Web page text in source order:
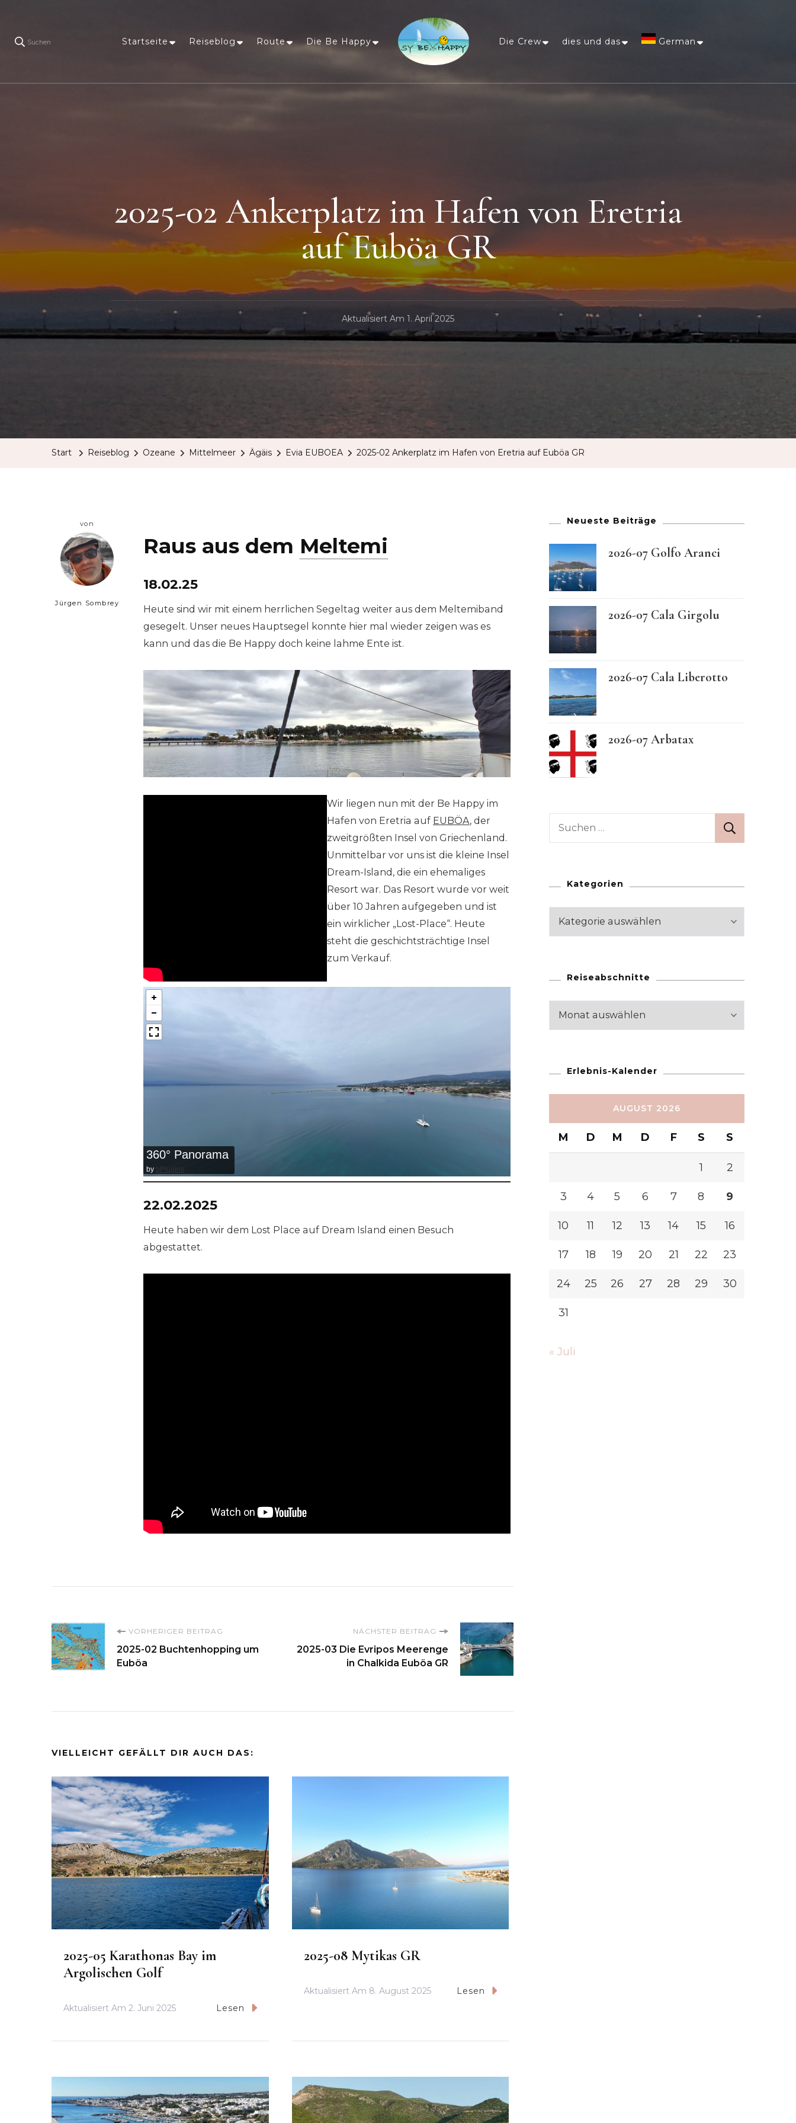
Suchen Startseite Reiseblog Route Die Be Happy
Sailing Be Happy
Die Crew dies und das German
Dutch
English
German
Greek
Spanish
Swedish
2025-02 Ankerplatz im Hafen von Eretria
auf Euböa GR
Aktualisiert Am 1. April 2025
Start Reiseblog Ozeane Mittelmeer Ägäis Evia EUBOEA 2025-02 Ankerplatz im Hafen von Eretria auf Euböa GR
von
Jürgen Sombrey
Raus aus dem Meltemi
18.02.25
Heute sind wir mit einem herrlichen Segeltag weiter aus dem Meltemiband
gesegelt. Unser neues Hauptsegel konnte hier mal wieder zeigen was es
kann und das die Be Happy doch keine lahme Ente ist.
Wir liegen nun mit der Be Happy im
Hafen von Eretria auf EUBÖA, der
zweitgrößten Insel von Griechenland.
Unmittelbar vor uns ist die kleine Insel
Dream-Island, die ein ehemaliges
Resort war. Das Resort wurde vor weit
über 10 Jahren aufgegeben und ist
ein wirklicher „Lost-Place“. Heute
steht die geschichtsträchtige Insel
zum Verkauf.
360° Panorama
by bPlugins
22.02.2025
Heute haben wir dem Lost Place auf Dream Island einen Besuch
abgestattet.
Beitragsnavigation
VORHERIGER BEITRAG
2025-02 Buchtenhopping um
Euböa
NÄCHSTER BEITRAG
2025-03 Die Evripos Meerenge
in Chalkida Euböa GR
VIELLEICHT GEFÄLLT DIR AUCH DAS:
2025-05 Karathonas Bay im
Argolischen Golf
Aktualisiert Am 2. Juni 2025 Lesen
2025-08 Mytikas GR
Aktualisiert Am 8. August 2025 Lesen
Neueste Beiträge
2026-07 Golfo Aranci
2026-07 Cala Girgolu
2026-07 Cala Liberotto
2026-07 Arbatax
Suchen
Kategorien
Kategorien
Reiseabschnitte
Reiseabschnitte
Erlebnis-Kalender
AUGUST 2026
M D M D F S S
1 2
3 4 5 6 7 8 9
10 11 12 13 14 15 16
17 18 19 20 21 22 23
24 25 26 27 28 29 30
31
« Juli